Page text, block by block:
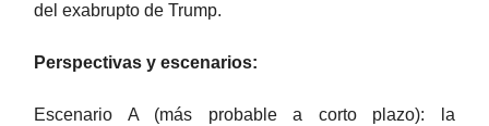
del exabrupto de Trump.
Perspectivas y escenarios:
Escenario A (más probable a corto plazo): la